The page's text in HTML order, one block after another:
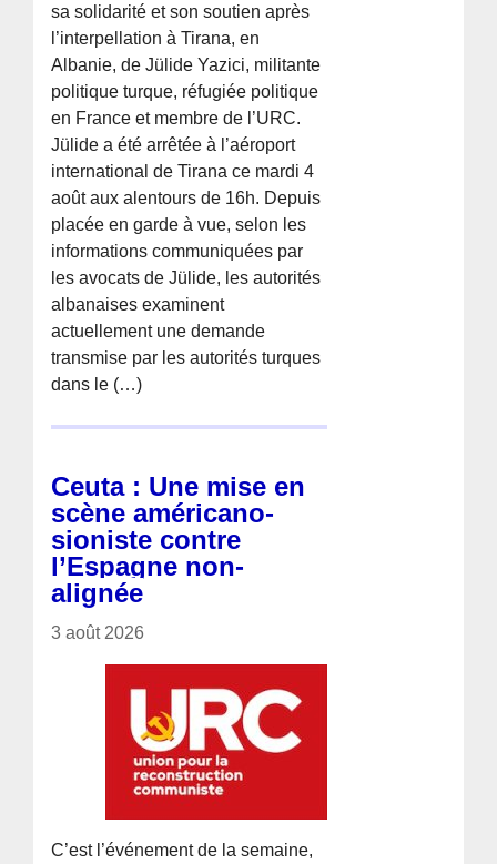
sa solidarité et son soutien après
l’interpellation à Tirana, en
Albanie, de Jülide Yazici, militante
politique turque, réfugiée politique
en France et membre de l’URC.
Jülide a été arrêtée à l’aéroport
international de Tirana ce mardi 4
août aux alentours de 16h. Depuis
placée en garde à vue, selon les
informations communiquées par
les avocats de Jülide, les autorités
albanaises examinent
actuellement une demande
transmise par les autorités turques
dans le (…)
Ceuta : Une mise en
scène américano-
sioniste contre
l’Espagne non-
alignée
3 août 2026
C’est l’événement de la semaine,